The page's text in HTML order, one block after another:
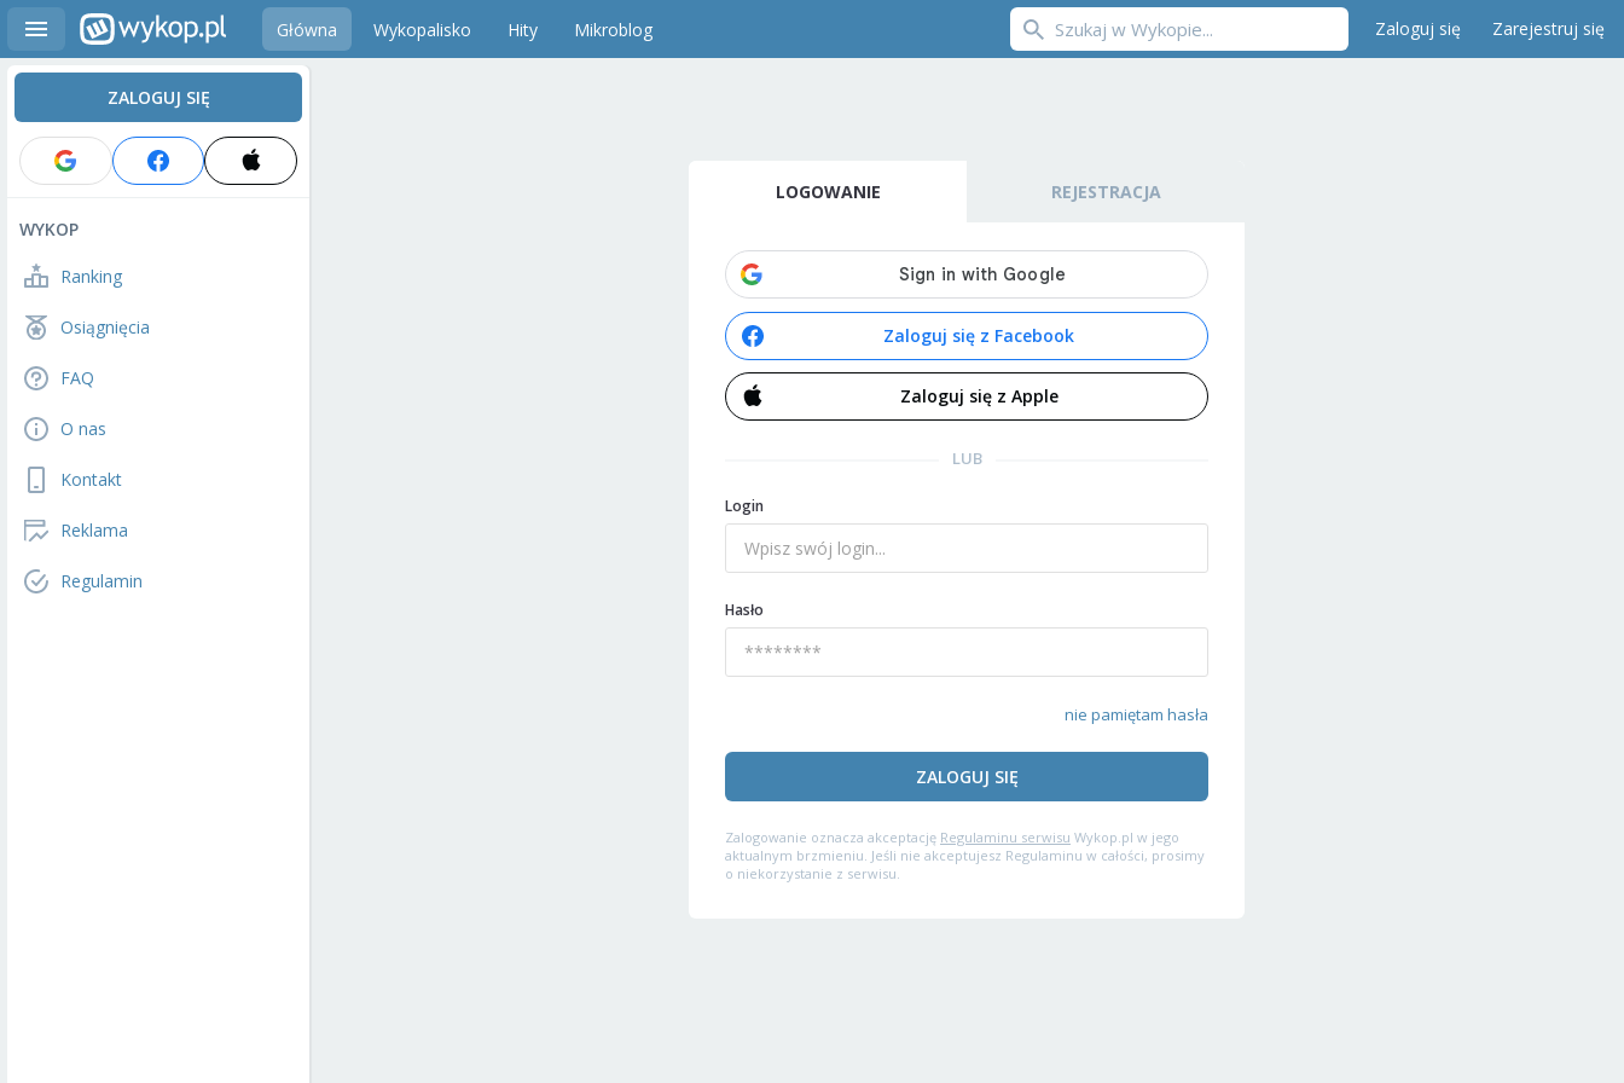
Główna Wykopalisko Hity Mikroblog Zaloguj się Zarejestruj się
ZALOGUJ SIĘ
WYKOP
Ranking
Osiągnięcia
FAQ
O nas
Kontakt
Reklama
Regulamin
LOGOWANIE REJESTRACJA
Zaloguj się z Facebook
Zaloguj się z Apple
LUB
Login
Hasło
nie pamiętam hasła
ZALOGUJ SIĘ
Zalogowanie oznacza akceptację Regulaminu serwisu Wykop.pl w jego
aktualnym brzmieniu. Jeśli nie akceptujesz Regulaminu w całości, prosimy
o niekorzystanie z serwisu.